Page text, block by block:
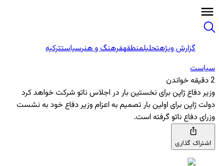
گزارش ویژهتحلیلمنطقهفرهنگ و هنرسیاستترکیه
سیاست
2 دقیقه خواندن
وزیر دفاع ژاپن برای نخستین بار در اجلاس ناتو شرکت خواهد کرد
دولت ژاپن برای اولین بار تصمیم به اعزام وزیر دفاع خود به نشست
وزرای دفاع ناتو گرفته است.
اشتراک گذاری